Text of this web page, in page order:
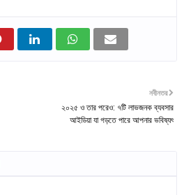
নবীনতর
২০২৫ ও তার পরেও: ৭টি লাভজনক ব্যবসার
আইডিয়া যা গড়তে পারে আপনার ভবিষ্যৎ